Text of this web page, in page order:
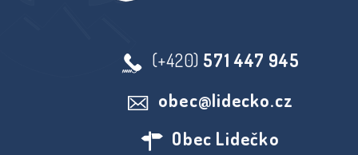
(+420) 571 447 945
obec@lidecko.cz
Obec Lidečko